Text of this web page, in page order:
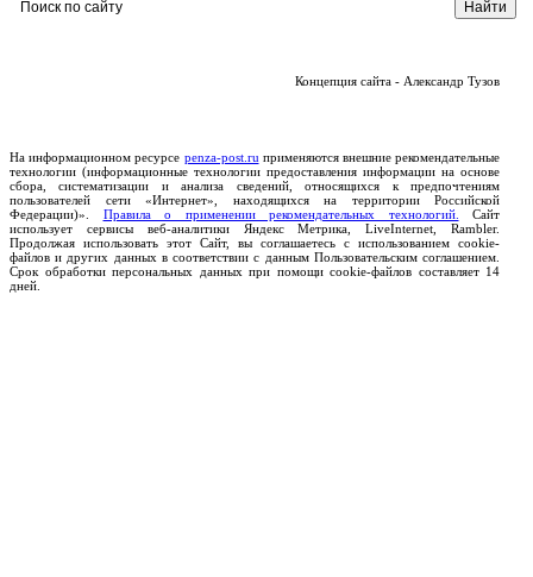
Концепция сайта - Александр Тузов
На информационном ресурсе penza-post.ru применяются внешние рекомендательные
технологии (информационные технологии предоставления информации на основе
сбора, систематизации и анализа сведений, относящихся к предпочтениям
пользователей сети «Интернет», находящихся на территории Российской
Федерации)». Правила о применении рекомендательных технологий.
Сайт
использует сервисы веб-аналитики Яндекс Метрика, LiveInternet, Rambler.
Продолжая использовать этот Сайт, вы соглашаетесь с использованием cookie-
файлов и других данных в соответствии с данным Пользовательским соглашением.
Срок обработки персональных данных при помощи cookie-файлов составляет 14
дней.